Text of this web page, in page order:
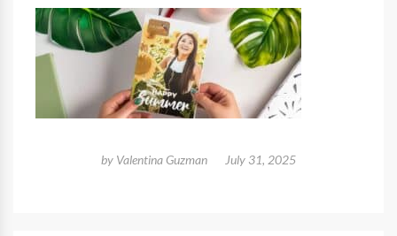
by Valentina Guzman July 31, 2025